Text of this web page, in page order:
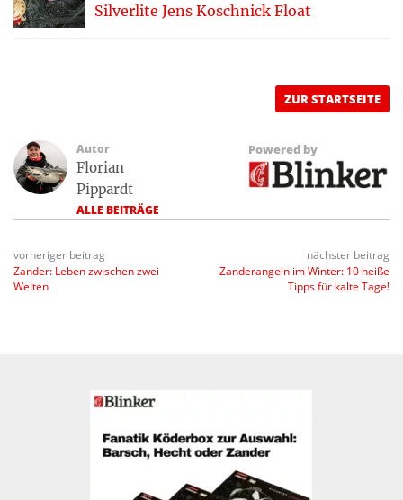
Silverlite Jens Koschnick Float
ZUR STARTSEITE
Autor
Florian
Pippardt
ALLE BEITRÄGE
Powered by
vorheriger beitrag
Zander: Leben zwischen zwei
Welten
nächster beitrag
Zanderangeln im Winter: 10 heiße
Tipps für kalte Tage!